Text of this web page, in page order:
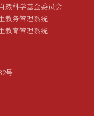
然科学基金委员会
教务管理系统
教育管理系统
号